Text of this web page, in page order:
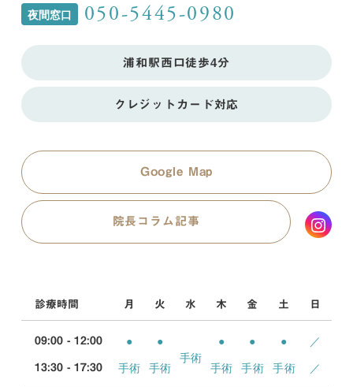
夜間窓口 050-5445-0980
浦和駅西口徒歩4分
クレジットカード対応
Google Map
院長コラム記事
診療時間 月 火 水 木 金 土 日
09:00 - 12:00 ●
●
手術
● ● ● ／
13:30 - 17:30 手術 手術 手術 手術 手術 ／